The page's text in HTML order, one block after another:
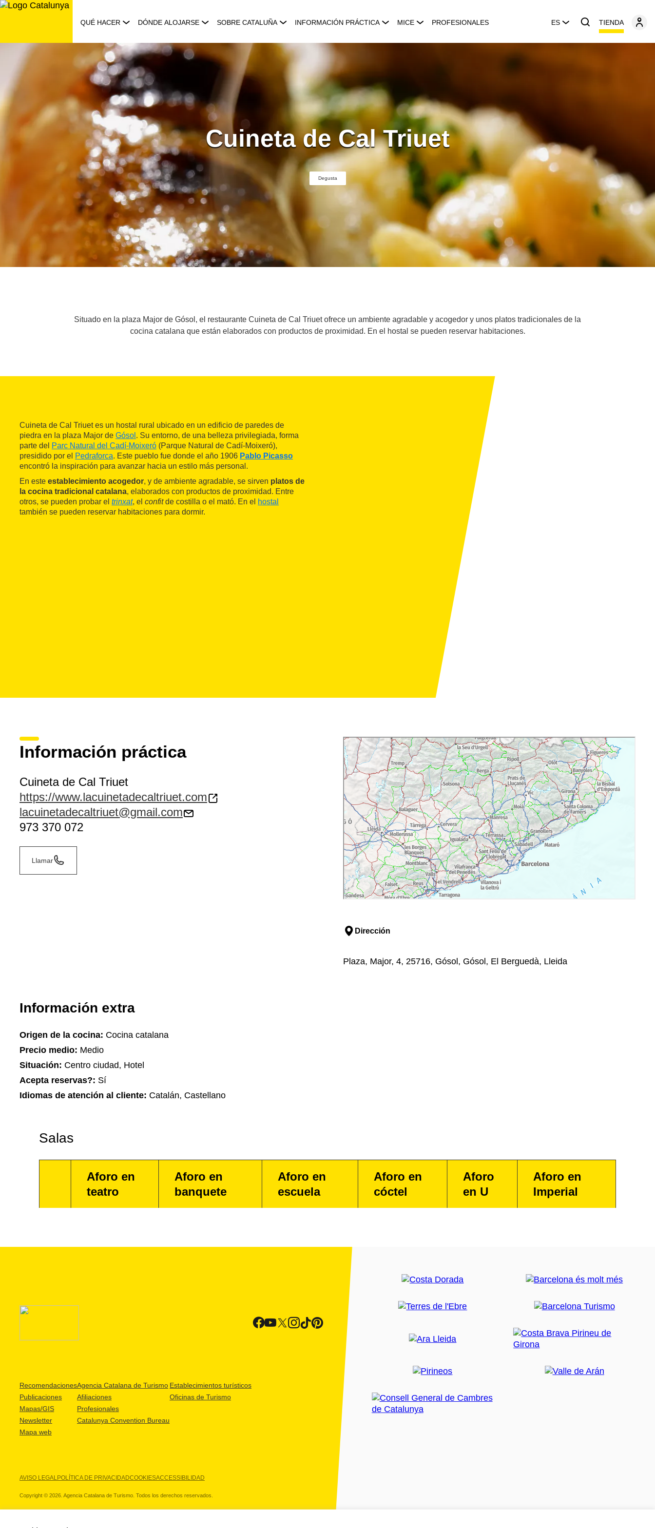
Saltar
QUÉ HACER DÓNDE ALOJARSE SOBRE CATALUÑA INFORMACIÓN PRÁCTICA MICE PROFESIONALES ES TIENDA
Cuineta de Cal Triuet
Degusta
Situado en la plaza Major de Gósol, el restaurante Cuineta de Cal Triuet ofrece un ambiente agradable y acogedor y unos platos tradicionales de la
cocina catalana que están elaborados con productos de proximidad. En el hostal se pueden reservar habitaciones.
Cuineta de Cal Triuet es un hostal rural ubicado en un edificio de paredes de
piedra en la plaza Major de Gósol . Su entorno, de una belleza privilegiada, forma
parte del Parc Natural del Cadí-Moixeró (Parque Natural de Cadí-Moixeró),
presidido por el Pedraforca. Este pueblo fue donde el año 1906 Pablo Picasso
encontró la inspiración para avanzar hacia un estilo más personal.
En este establecimiento acogedor, y de ambiente agradable, se sirven platos de
la cocina tradicional catalana, elaborados con productos de proximidad. Entre
otros, se pueden probar el trinxat, el confitde costilla o el mató. En el hostal
también se pueden reservar habitaciones para dormir.
Información práctica
Cuineta de Cal Triuet
https://www.lacuinetadecaltriuet.com
lacuinetadecaltriuet@gmail.com
973 370 072
Llamar
Dirección
Plaza, Major, 4, 25716, Gósol, Gósol, El Berguedà, Lleida
Información extra
Origen de la cocina: Cocina catalana
Precio medio: Medio
Situación: Centro ciudad, Hotel
Acepta reservas?: Sí
Idiomas de atención al cliente: Catalán, Castellano
Salas
Aforo en
teatro
Aforo en
banquete
Aforo en
escuela
Aforo en
cóctel
Aforo
en U
Aforo en
Imperial
Recomendaciones
Publicaciones
Mapas/GIS
Newsletter
Mapa web
Agencia Catalana de Turismo
Afiliaciones
Profesionales
Catalunya Convention Bureau
Establecimientos turísticos
Oficinas de Turismo
AVISO LEGALPOLÍTICA DE PRIVACIDADCOOKIESACCESSIBILIDAD
Copyright © 2026. Agencia Catalana de Turismo. Todos los derechos reservados.